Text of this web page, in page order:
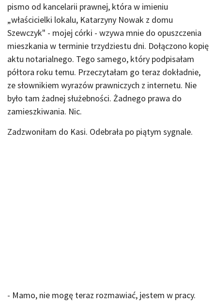
pismo od kancelarii prawnej, która w imieniu
„właścicielki lokalu, Katarzyny Nowak z domu
Szewczyk" - mojej córki - wzywa mnie do opuszczenia
mieszkania w terminie trzydziestu dni. Dołączono kopię
aktu notarialnego. Tego samego, który podpisałam
półtora roku temu. Przeczytałam go teraz dokładnie,
ze słownikiem wyrazów prawniczych z internetu. Nie
było tam żadnej służebności. Żadnego prawa do
zamieszkiwania. Nic.
Zadzwoniłam do Kasi. Odebrała po piątym sygnale.
- Mamo, nie mogę teraz rozmawiać, jestem w pracy.